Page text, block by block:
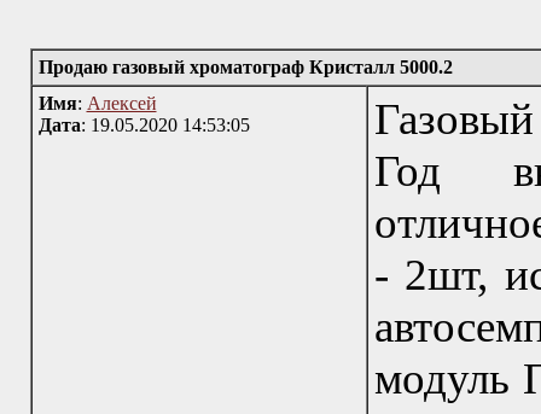
Продаю газовый хроматограф Кристалл 5000.2
Имя: Алексей
Дата: 19.05.2020 14:53:05
Год
- 2шт,
модуль